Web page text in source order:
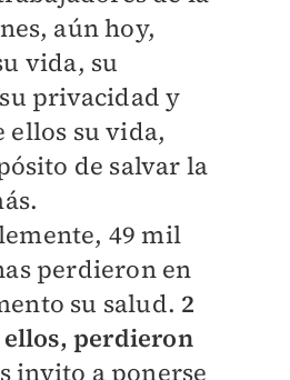
aún hoy,
vida, su
privacidad y
ellos su vida,
de salvar la
49 mil
perdieron en
su salud. 2
ellos, perdieron
invito a ponerse